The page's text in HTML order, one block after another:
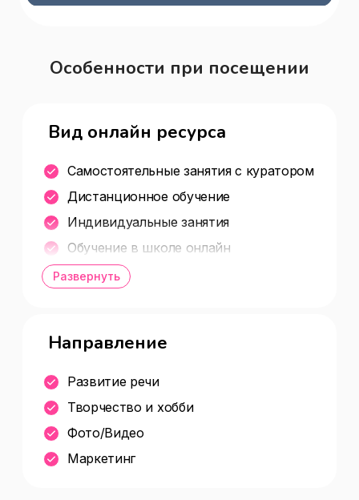
Особенности при посещении
Вид онлайн ресурса
Самостоятельные занятия с куратором
Дистанционное обучение
Индивидуальные занятия
Обучение в школе онлайн
Вебинары и курсы
Развернуть
Направление
Развитие речи
Творчество и хобби
Фото/Видео
Маркетинг